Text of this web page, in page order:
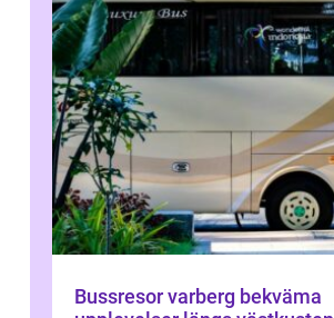
Bussresor varberg bekväma